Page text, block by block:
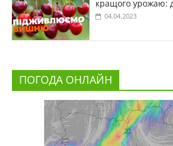
кращого урожаю:
04.04.2023
ПОГОДА ОНЛАЙН